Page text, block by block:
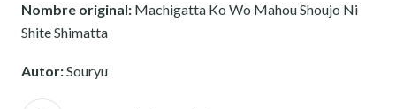
Nombre original: Machigatta Ko Wo Mahou Shoujo Ni
Shite Shimatta
Autor:Souryu